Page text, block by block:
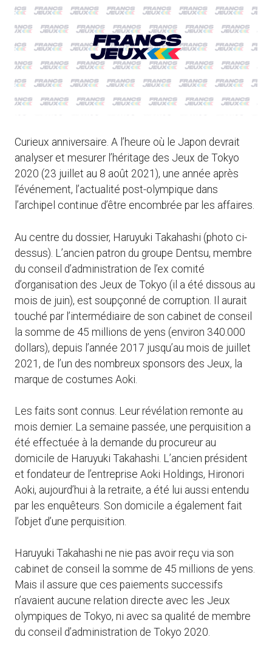
Curieux anniversaire. A l’heure où le Japon devrait
analyser et mesurer l’héritage des Jeux de Tokyo
2020 (23 juillet au 8 août 2021), une année après
l’événement, l’actualité post-olympique dans
l’archipel continue d’être encombrée par les affaires.
Au centre du dossier, Haruyuki Takahashi (photo ci-
dessus). L’ancien patron du groupe Dentsu, membre
du conseil d’administration de l’ex comité
d’organisation des Jeux de Tokyo (il a été dissous au
mois de juin), est soupçonné de corruption. Il aurait
touché par l’intermédiaire de son cabinet de conseil
la somme de 45 millions de yens (environ 340.000
dollars), depuis l’année 2017 jusqu’au mois de juillet
2021, de l’un des nombreux sponsors des Jeux, la
marque de costumes Aoki.
Les faits sont connus. Leur révélation remonte au
mois dernier. La semaine passée, une perquisition a
été effectuée à la demande du procureur au
domicile de Haruyuki Takahashi. L’ancien président
et fondateur de l’entreprise Aoki Holdings, Hironori
Aoki, aujourd’hui à la retraite, a été lui aussi entendu
par les enquêteurs. Son domicile a également fait
l’objet d’une perquisition.
Haruyuki Takahashi ne nie pas avoir reçu via son
cabinet de conseil la somme de 45 millions de yens.
Mais il assure que ces paiements successifs
n’avaient aucune relation directe avec les Jeux
olympiques de Tokyo, ni avec sa qualité de membre
du conseil d’administration de Tokyo 2020.